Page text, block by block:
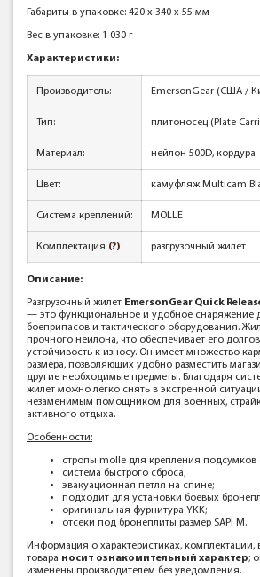
Габариты в упаковке: 420 x 340 x 55 мм
Вес в упаковке: 1 030 г
Характеристики:
Производитель: EmersonGear (США /
Тип: плитоносец (Plate
Материал: нейлон 500D, кордура
Цвет: камуфляж Multicam
Система креплений: MOLLE
Комплектация (?): разгрузочный жилет
Описание:
Разгрузочный жилет EmersonGear Quick
— это функциональное и удобное снаряжение
боеприпасов и тактического оборудования.
прочного нейлона, что обеспечивает его
устойчивость к износу. Он имеет множество
размера, позволяющих удобно разместить
другие необходимые предметы. Благодаря
жилет можно легко снять в экстренной
незаменимым помощником для военных,
активного отдыха.
Особенности:
стропы molle для крепления подсумков
система быстрого сброса;
эвакуационная петля на спине;
подходит для установки боевых
оригинальная фурнитура YKK;
отсеки под бронеплиты размер SAPI M.
Информация о характеристиках,
товара носит ознакомительный характер;
изменены производителем без уведомления.